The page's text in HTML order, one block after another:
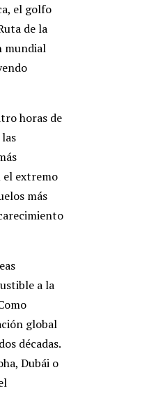
el golfo
de la
mundial
horas de
el extremo
más
a la
global
décadas.
Dubái o